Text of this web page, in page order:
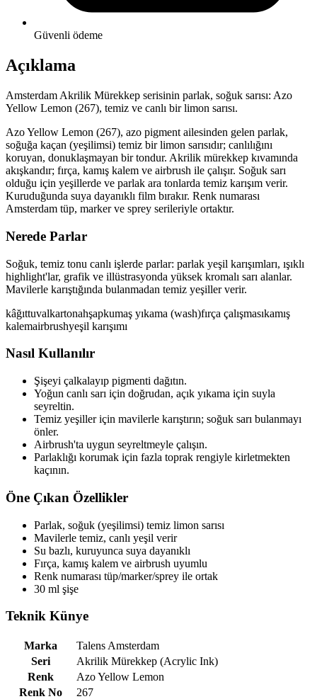
Güvenli ödeme
Açıklama
Amsterdam Akrilik Mürekkep serisinin parlak, soğuk sarısı: Azo
Yellow Lemon (267), temiz ve canlı bir limon sarısı.
Azo Yellow Lemon (267), azo pigment ailesinden gelen parlak,
soğuğa kaçan (yeşilimsi) temiz bir limon sarısıdır; canlılığını
koruyan, donuklaşmayan bir tondur. Akrilik mürekkep kıvamında
akışkandır; fırça, kamış kalem ve airbrush ile çalışır. Soğuk sarı
olduğu için yeşillerde ve parlak ara tonlarda temiz karışım verir.
Kuruduğunda suya dayanıklı film bırakır. Renk numarası
Amsterdam tüp, marker ve sprey serileriyle ortaktır.
Nerede Parlar
Soğuk, temiz tonu canlı işlerde parlar: parlak yeşil karışımları, ışıklı
highlight'lar, grafik ve illüstrasyonda yüksek kromalı sarı alanlar.
Mavilerle karıştığında bulanmadan temiz yeşiller verir.
kâğıttuvalkartonahşapkumaş yıkama (wash)fırça çalışmasıkamış
kalemairbrushyeşil karışımı
Nasıl Kullanılır
Şişeyi çalkalayıp pigmenti dağıtın.
Yoğun canlı sarı için doğrudan, açık yıkama için suyla
seyreltin.
Temiz yeşiller için mavilerle karıştırın; soğuk sarı bulanmayı
önler.
Airbrush'ta uygun seyreltmeyle çalışın.
Parlaklığı korumak için fazla toprak rengiyle kirletmekten
kaçının.
Öne Çıkan Özellikler
Parlak, soğuk (yeşilimsi) temiz limon sarısı
Mavilerle temiz, canlı yeşil verir
Su bazlı, kuruyunca suya dayanıklı
Fırça, kamış kalem ve airbrush uyumlu
Renk numarası tüp/marker/sprey ile ortak
30 ml şişe
Teknik Künye
Marka
Talens Amsterdam
Seri
Akrilik Mürekkep (Acrylic Ink)
Renk
Azo Yellow Lemon
Renk No
267